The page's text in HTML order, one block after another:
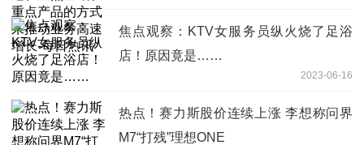
焦点观察：KTV女服务员纵火烧了足浴
店！原因竟是……
2023-06-16
热点！赛力斯股价连续上涨 李想称问界
M7“打残”理想ONE